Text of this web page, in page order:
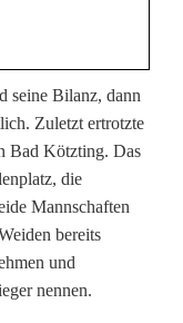
seine Bilanz, dann
Zuletzt ertrotzte
Bad Kötzting. Das
die
Mannschaften
bereits
und
nennen.